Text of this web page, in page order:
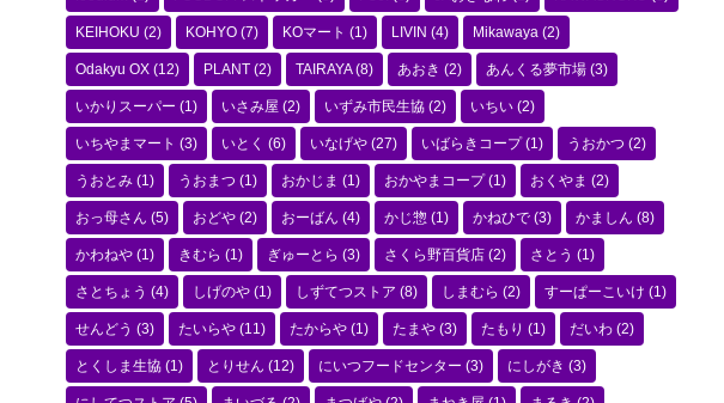
KEIHOKU (2) KOHYO (7) KOマート (1) LIVIN (4) Mikawaya (2)
Odakyu OX (12) PLANT (2) TAIRAYA(8) あおき (2) あんくる夢市場 (3)
いかりスーパー (1) いさみ屋 (2) いずみ市民生協 (2) いちい (2)
いちやまマート (3) いとく (6) いなげや (27) いばらきコープ(1) うおかつ (2)
うおとみ (1) うおまつ (1) おかじま (1) おかやまコープ(1) おくやま (2)
おっ母さん (5) おどや (2) おーばん (4) かじ惣 (1) かねひで (3) かましん (8)
かわねや (1) きむら (1) ぎゅーとら (3) さくら野百貨店 (2) さとう (1)
さとちょう (4) しげのや (1) しずてつストア (8) しまむら (2) すーぱーこいけ (1)
せんどう (3) たいらや (11) たからや (1) たまや (3) たもり (1) だいわ (2)
とくしま生協 (1) とりせん (12) にいつフードセンター (3) にしがき (3)